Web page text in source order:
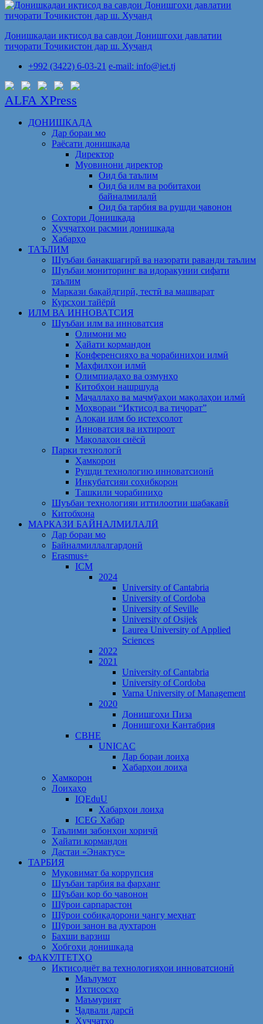
Донишкадаи иқтисод ва савдои Донишгоҳи давлатии
тиҷорати Тоҷикистон дар ш. Хуҷанд
+992 (3422) 6-03-21 e-mail: info@iet.tj
ALFA XPress
ДОНИШКАДА
Дар бораи мо
Раёсати донишкада
Директор
Муовинони директор
Оид ба таълим
Оид ба илм ва робитаҳои
байналмилалӣ
Оид ба тарбия ва рушди ҷавонон
Сохтори Донишкада
Ҳуҷҷатҳои расмии донишкада
Хабарҳо
ТАЪЛИМ
Шуъбаи банақшагирӣ ва назорати раванди таълим
Шуъбаи мониторинг ва идоракунии сифати
таълим
Маркази бақайдгирӣ, тестӣ ва машварат
Курсҳои тайёрӣ
ИЛМ ВА ИННОВАТСИЯ
Шуъбаи илм ва инноватсия
Олимони мо
Ҳайати кормандон
Конференсияҳо ва чорабиниҳои илмӣ
Маҳфилҳои илмӣ
Олимпиадаҳо ва озмунҳо
Китобҳои нашршуда
Маҷаллаҳо ва маҷмӯаҳои мақолаҳои илмӣ
Моҳвораи “Иқтисод ва тиҷорат”
Алоқаи илм бо истеҳсолот
Инноватсия ва ихтироот
Мақолаҳои сиёсӣ
Парки технологӣ
Ҳамкорон
Рушди технологию инноватсионӣ
Инкубатсияи соҳибкорон
Ташкили чорабиниҳо
Шуъбаи технологияи иттилоотии шабакавӣ
Китобхона
МАРКАЗИ БАЙНАЛМИЛАЛӢ
Дар бораи мо
Байналмиллалгардонӣ
Erasmus+
ICM
2024
University of Cantabria
University of Cordoba
University of Seville
University of Osijek
Laurea University of Applied
Sciences
2022
2021
University of Cantabria
University of Cordoba
Varna University of Management
2020
Донишгоҳи Пиза
Донишгоҳи Кантабрия
CBHE
UNICAC
Дар бораи лоиҳа
Хабарҳои лоиҳа
Ҳамкорон
Лоихаҳо
IQEduU
Хабарҳои лоиҳа
ICEG Хабар
Таълими забонҳои хориҷӣ
Ҳайати кормандон
Дастаи «Энактус»
ТАРБИЯ
Муқовимат ба коррупсия
Шуъбаи тарбия ва фарҳанг
Шӯъбаи кор бо ҷавонон
Шўрои сарпарастон
Шўрои собиқадорони ҷангу меҳнат
Шӯрои занон ва духтарон
Бахши варзиш
Хобгоҳи донишкада
ФАКУЛТЕТҲО
Иқтисодиёт ва технологияҳои инноватсионӣ
Маълумот
Ихтисосҳо
Маъмурият
Ҷадвали дарсӣ
Ҳуҷҷатҳо